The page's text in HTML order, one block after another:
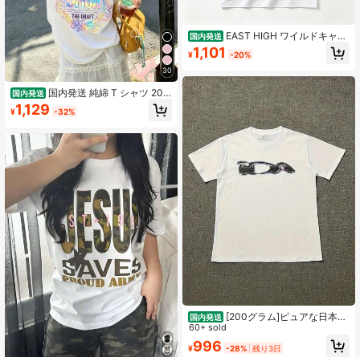
30
国内発送 国内発送 純綿 T シャツ 202
6 夏新作 プリント柄 レディース丸首
半袖 カジュアルコーデ カップル着用
¥1,129 -32%
国内発送 EAST HIGH ワイルドキャッ
ツ Tシャツ - カレッジ風ロゴ 半袖 綿
100% 通気性抜群 柔らか素材 夏服 カ
ムウェア お揃い ペアルック プレゼ
ント メンズ レディース
¥1,101 -20%
国内発送 [200グラム]ピュアな日本の
プリント Ida Plus ユニセックス カッ
プル Tシャツ.白い地面に黒の抽象幾
何学模様.リラックスフィットのクル
60+ sold
¥996 -28% 残り3日